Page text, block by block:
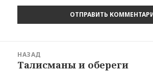
записям
НАЗАД
Предыдущая
Талисманы и обереги